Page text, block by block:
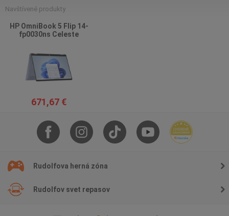
Navštívené produkty
HP OmniBook 5 Flip 14-
fp0030ns Celeste
671,67 €
Rudolfova herná zóna
Rudolfov svet repasov